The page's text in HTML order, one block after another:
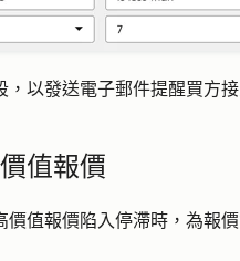
，以發送電子郵件提醒買方接
值報價
價值報價陷入停滯時，為報